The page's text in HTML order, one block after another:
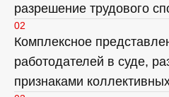
разрешение трудового
02
Комплексное
работодателей в суде,
признаками